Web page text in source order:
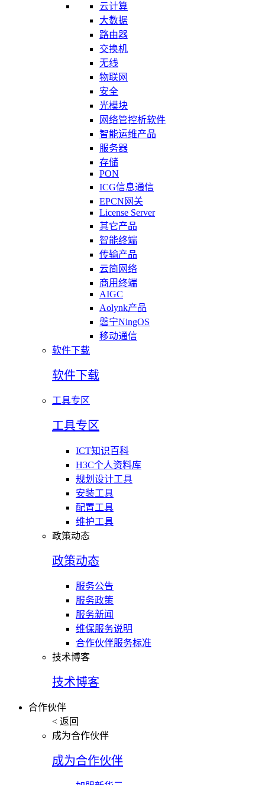
云计算
大数据
路由器
交换机
无线
物联网
安全
光模块
网络管控析软件
智能运维产品
服务器
存储
PON
ICG信息通信
EPCN网关
License Server
其它产品
智能终端
传输产品
云简网络
商用终端
AIGC
Aolynk产品
磐宁NingOS
移动通信
软件下载
软件下载
工具专区
工具专区
ICT知识百科
H3C个人资料库
规划设计工具
安装工具
配置工具
维护工具
政策动态
政策动态
服务公告
服务政策
服务新闻
维保服务说明
合作伙伴服务标准
技术博客
技术博客
合作伙伴
< 返回
成为合作伙伴
成为合作伙伴